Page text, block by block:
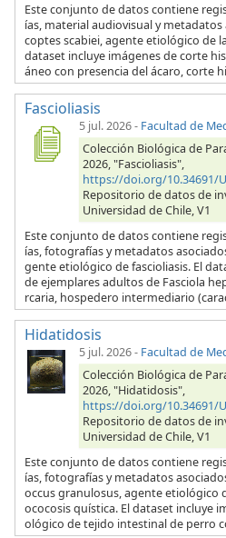
Este conjunto de datos contiene
ías, material audiovisual y metadatos
coptes scabiei, agente etiológico de
dataset incluye imágenes de corte
áneo con presencia del ácaro, corte
Fascioliasis
5 jul. 2026- Facultad de
Colección Biológica de
2026, "Fascioliasis",
https://doi.org/10.34691/
Repositorio de datos de
Universidad de Chile, V1
Este conjunto de datos contiene
ías, fotografías y metadatos
gente etiológico de fascioliasis. El
de ejemplares adultos de Fasciola
rcaria, hospedero intermediario
Hidatidosis
5 jul. 2026- Facultad de
Colección Biológica de
2026, "Hidatidosis",
https://doi.org/10.34691/
Repositorio de datos de
Universidad de Chile, V1
Este conjunto de datos contiene
ías, fotografías y metadatos
occus granulosus, agente etiológico
ococosis quística. El dataset incluye
ológico de tejido intestinal de perro